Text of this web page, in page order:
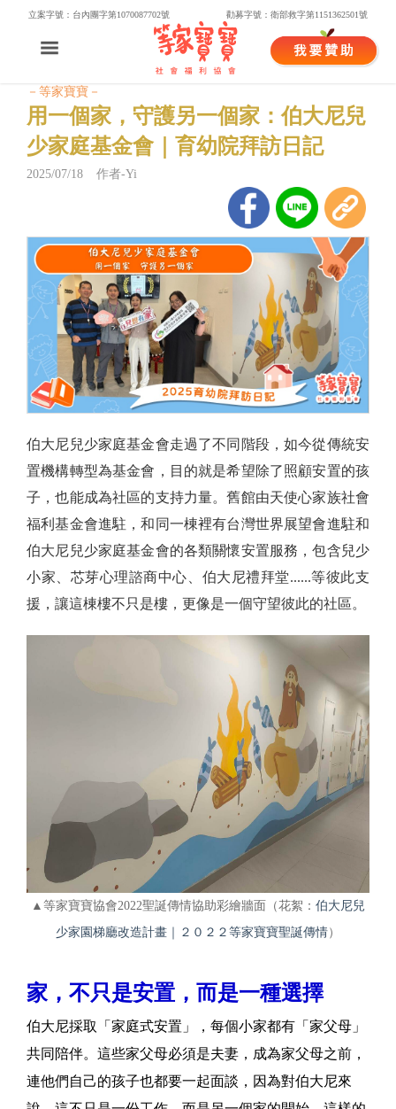
立案字號：台內團字第1070087702號 勸募字號：衛部救字第1151362501號
－等家寶寶－
用一個家，守護另一個家：伯大尼兒
少家庭基金會｜育幼院拜訪日記
2025/07/18 作者-Yi
伯大尼兒少家庭基金會走過了不同階段，如今從傳統安
置機構轉型為基金會，目的就是希望除了照顧安置的孩
子，也能成為社區的支持力量。舊館由天使心家族社會
福利基金會進駐，和同一棟裡有台灣世界展望會進駐和
伯大尼兒少家庭基金會的各類關懷安置服務，包含兒少
小家、芯芽心理諮商中心、伯大尼禮拜堂......等彼此支
援，讓這棟樓不只是樓，更像是一個守望彼此的社區。
▲等家寶寶協會2022聖誕傳情協助彩繪牆面（花絮： 伯大尼兒
少家園梯廳改造計畫｜２０２２等家寶寶聖誕傳情）
家，不只是安置，而是一種選擇
伯大尼採取「家庭式安置」，每個小家都有「家父母」
共同陪伴。這些家父母必須是夫妻，成為家父母之前，
連他們自己的孩子也都要一起面談，因為對伯大尼來